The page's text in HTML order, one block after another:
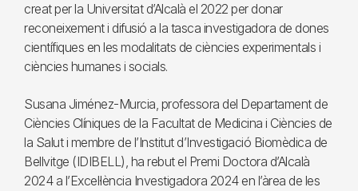
creat per la Universitat d’Alcalà el 2022 per donar
reconeixement i difusió a la tasca investigadora de dones
científiques en les modalitats de ciències experimentals i
ciències humanes i socials.
Susana Jiménez-Murcia, professora del Departament de
Ciències Clíniques de la Facultat de Medicina i Ciències de
la Salut i membre de l’Institut d’Investigació Biomèdica de
Bellvitge (IDIBELL), ha rebut el Premi Doctora d’Alcalà
2024 a l’Excel·lència Investigadora 2024 en l’àrea de les